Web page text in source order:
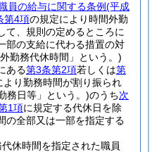
員の給与に関する条例(平成
第4項の規定により時間外勤
て、規則の定めるところに
部の支給に代わる措置の対
勤務代休時間」という。)
ある第3条第2項若しくは第
より勤務時間が割り振られ
務日等」という。)のうち次
1項に規定する代休日を除
の全部又は一部を指定する
休時間を指定された職員